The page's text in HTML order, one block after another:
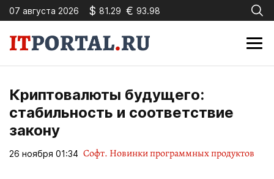
07 августа 2026 $ 81.29 € 93.98
Криптовалюты будущего:
стабильность и соответствие
закону
26 ноября 01:34 Софт. Новинки программных продуктов